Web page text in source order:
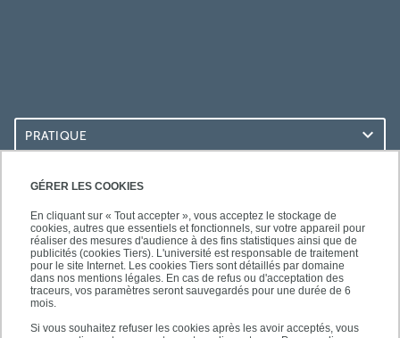
GÉRER LES COOKIES
En cliquant sur « Tout accepter », vous acceptez le stockage de
cookies, autres que essentiels et fonctionnels, sur votre appareil pour
réaliser des mesures d'audience à des fins statistiques ainsi que de
publicités (cookies Tiers). L'université est responsable de traitement
pour le site Internet. Les cookies Tiers sont détaillés par domaine
dans nos mentions légales. En cas de refus ou d'acceptation des
traceurs, vos paramètres seront sauvegardés pour une durée de 6
mois.
Si vous souhaitez refuser les cookies après les avoir acceptés, vous
PRATIQUE
ACCÈS RAPIDES
SUIVEZ-NOUS